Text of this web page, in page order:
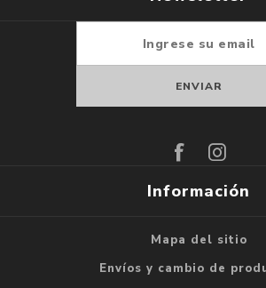
Información
Mapa del sitio
Envíos y cambio de